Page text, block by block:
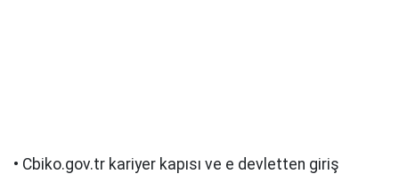
• Cbiko.gov.tr kariyer kapısı ve e devletten giriş